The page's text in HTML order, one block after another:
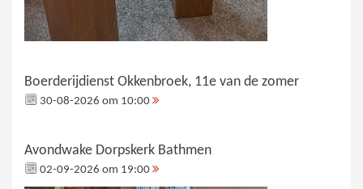
Boerderijdienst Okkenbroek, 11e van de zomer
30-08-2026 om 10:00
Avondwake Dorpskerk Bathmen
02-09-2026 om 19:00